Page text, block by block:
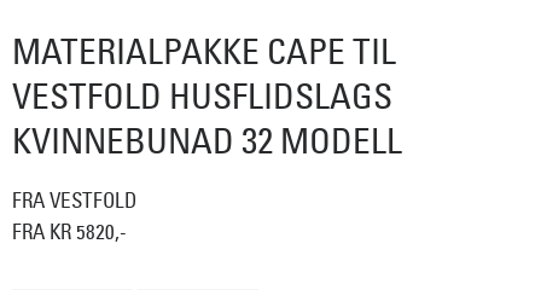
MATERIALPAKKE CAPE TIL
VESTFOLD HUSFLIDSLAGS
KVINNEBUNAD 32 MODELL
FRA VESTFOLD
FRA KR 5820,-